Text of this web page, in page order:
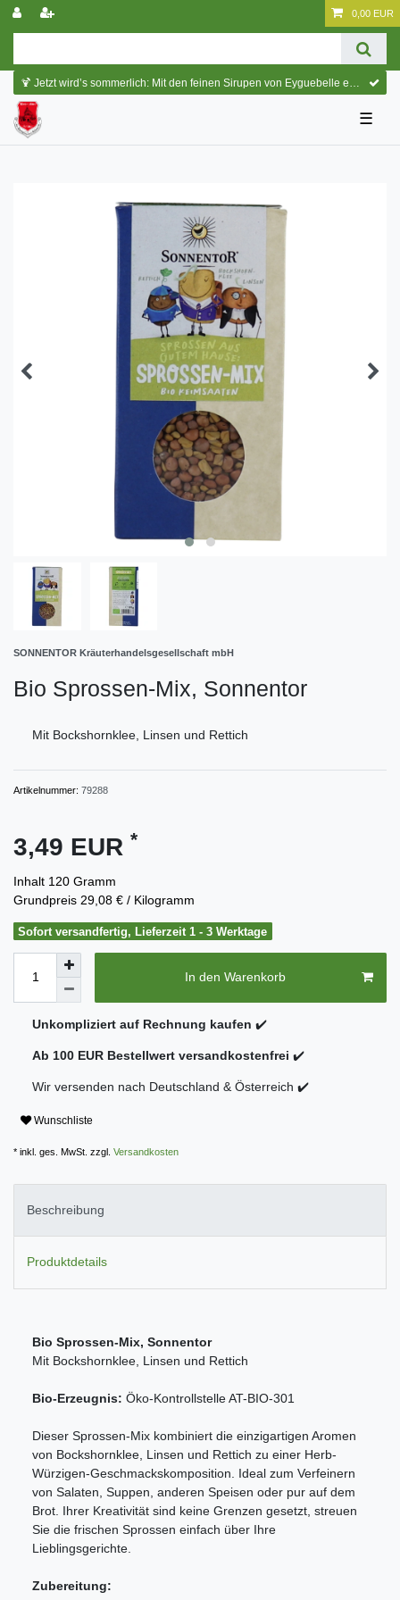
0,00 EUR
🍹 Jetzt wird’s sommerlich: Mit den feinen Sirupen von Eyguebelle entstehen erfrischende Cocktails und köstliche Sommerdrinks.
☰
SONNENTOR Kräuterhandelsgesellschaft mbH
Bio Sprossen-Mix, Sonnentor
Mit Bockshornklee, Linsen und Rettich
Artikelnummer: 79288
3,49 EUR *
Inhalt 120 Gramm
Grundpreis 29,08 € / Kilogramm
Sofort versandfertig, Lieferzeit 1 - 3 Werktage
In den Warenkorb
Unkompliziert auf Rechnung kaufen ✔️
Ab 100 EUR Bestellwert versandkostenfrei ✔️
Wir versenden nach Deutschland & Österreich ✔️
Wunschliste
* inkl. ges. MwSt. zzgl. Versandkosten
Beschreibung
Produktdetails
Bio Sprossen-Mix, Sonnentor
Mit Bockshornklee, Linsen und Rettich
Bio-Erzeugnis: Öko-Kontrollstelle AT-BIO-301
Dieser Sprossen-Mix kombiniert die einzigartigen Aromen
von Bockshornklee, Linsen und Rettich zu einer Herb-
Würzigen-Geschmackskomposition. Ideal zum Verfeinern
von Salaten, Suppen, anderen Speisen oder pur auf dem
Brot. Ihrer Kreativität sind keine Grenzen gesetzt, streuen
Sie die frischen Sprossen einfach über Ihre
Lieblingsgerichte.
Zubereitung: